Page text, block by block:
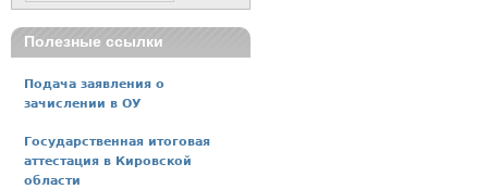
Полезные ссылки
Подача заявления о
зачислении в ОУ
Государственная итоговая
аттестация в Кировской
области